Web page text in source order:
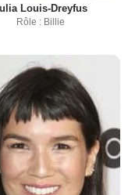
Louis-Dreyfus
Rôle : Billie